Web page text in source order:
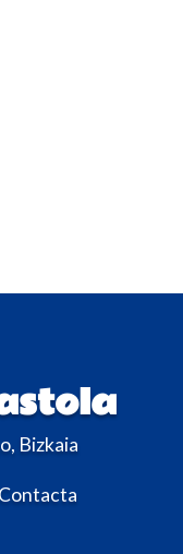
Bizkaia
Contacta